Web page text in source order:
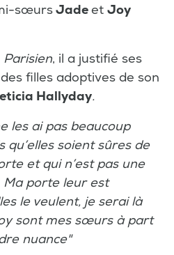
sœursJadeet Joy
Parisien, il a justifié ses
filles adoptives de son
Hallyday.
les ai pas beaucoup
qu’elles soient sûres de
et qui n’est pas une
Ma porte leur est
le veulent, je serai là
sont mes sœurs à part
nuance"